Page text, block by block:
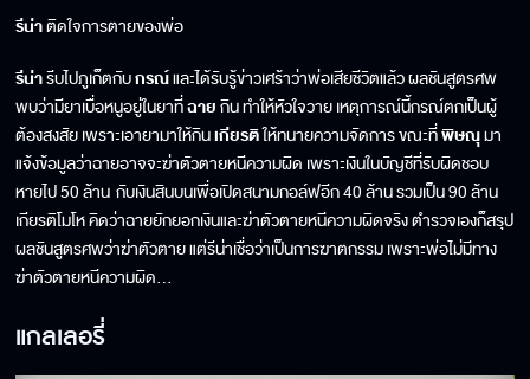
รีน่าติดใจการตายของพ่อ
รีน่ารีบไปภูเก็ตกับกรณ์และได้รับรู้ข่าวเศร้าว่าพ่อเสียชีวิตแล้ว ผลชันสูตรศพ
พบว่ามียาเบื่อหนูอยู่ในยาที่ฉายกิน ทำให้หัวใจวาย เหตุการณ์นี้กรณ์ตกเป็นผู้
ต้องสงสัย เพราะเอายามาให้กินเกียรติให้ทนายความจัดการ ขณะที่พิษณุมา
แจ้งข้อมูลว่าฉายอาจจะฆ่าตัวตายหนีความผิด เพราะเงินในบัญชีที่รับผิดชอบ
หายไป 50 ล้าน กับเงินสินบนเพื่อเปิดสนามกอล์ฟอีก 40 ล้าน รวมเป็น 90 ล้าน
เกียรติโมโห คิดว่าฉายยักยอกเงินและฆ่าตัวตายหนีความผิดจริง ตำรวจเองก็สรุป
ผลชันสูตรศพว่าฆ่าตัวตาย แต่รีน่าเชื่อว่าเป็นการฆาตกรรม เพราะพ่อไม่มีทาง
ฆ่าตัวตายหนีความผิด...
แกลเลอรี่